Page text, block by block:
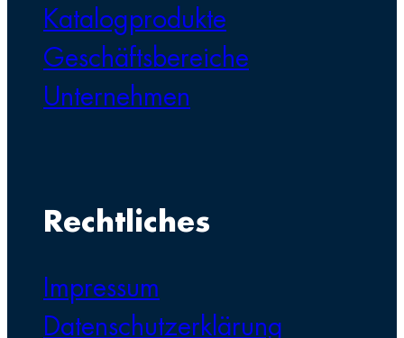
Katalogprodukte
Geschäftsbereiche
Unternehmen
Rechtliches
Impressum
Datenschutzerklärung